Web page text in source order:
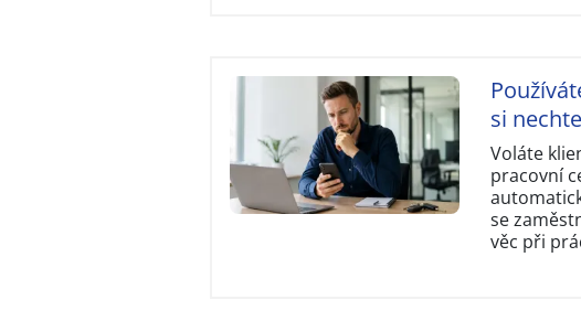
si
Voláte
pracovní
se
věc při